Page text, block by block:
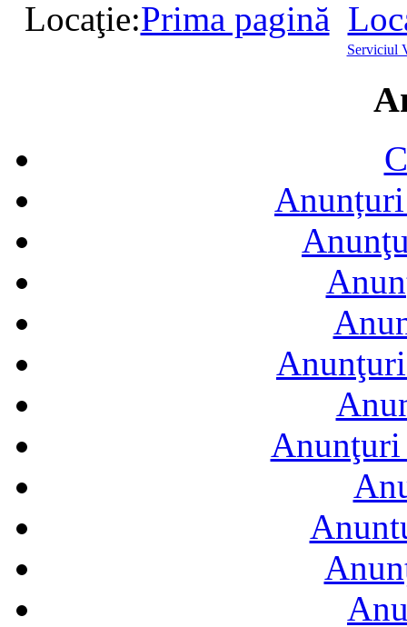
Locaţie:Prima pagină
Serviciul